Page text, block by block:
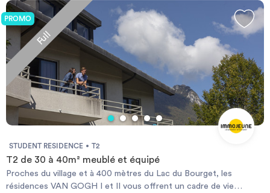
agréables à vivre. Chauffage électrique et ballon d’eau chaude
individuels.
Full
PROMO
STUDENT RESIDENCE T2
T2 de 30 à 40m² meublé et équipé
Proches du village et à 400 mètres du Lac du Bourget, les
résidences VAN GOGH I et II vous offrent un cadre de vie